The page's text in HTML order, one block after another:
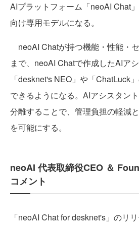
AIプラットフォーム「neoAI Chat
向け専用モデルになる。
neoAI Chatが持つ機能・性能・
まで、neoAI Chatで作成したAIア
「desknet's NEO」や「ChatLuck
できるようになる。AIアシスタン
分離することで、管理負担の軽減
を可能にする。
neoAI 代表取締役CEO ＆
コメント
「neoAI Chat for desknet's」のリ